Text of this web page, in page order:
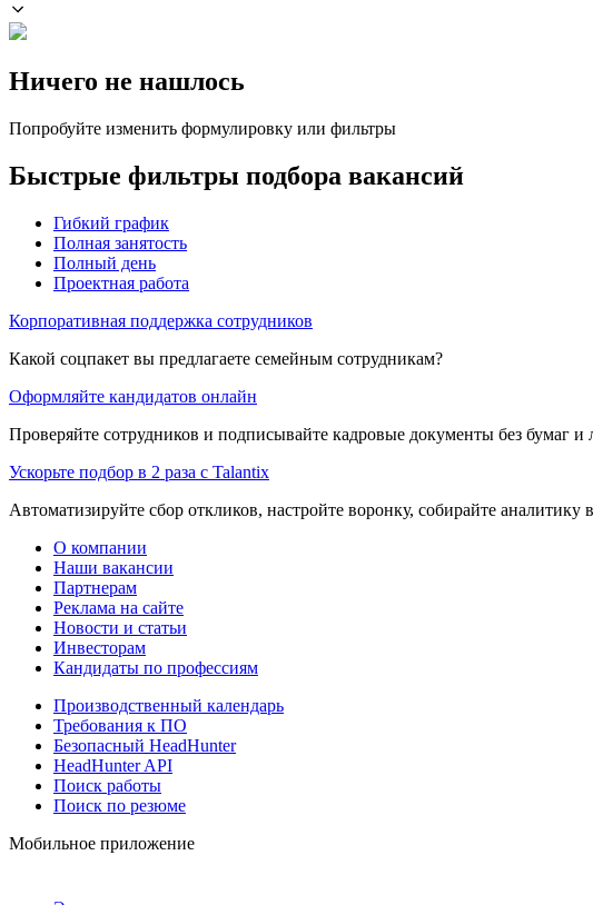
Ничего не нашлось
Попробуйте изменить формулировку или фильтры
Быстрые фильтры подбора вакансий
Гибкий график
Полная занятость
Полный день
Проектная работа
Корпоративная поддержка сотрудников
Какой соцпакет вы предлагаете семейным сотрудникам?
Оформляйте кандидатов онлайн
Проверяйте сотрудников и подписывайте кадровые документы без бумаг и
Ускорьте подбор в 2 раза с Talantix
Автоматизируйте сбор откликов, настройте воронку, собирайте аналитику
О компании
Наши вакансии
Партнерам
Реклама на сайте
Новости и статьи
Инвесторам
Кандидаты по профессиям
Производственный календарь
Требования к ПО
Безопасный HeadHunter
HeadHunter API
Поиск работы
Поиск по резюме
Мобильное приложение